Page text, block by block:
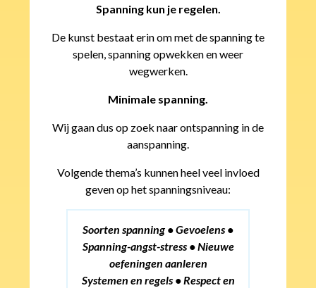
Spanning kun je regelen.
De kunst bestaat erin om met de spanning te
spelen, spanning opwekken en weer
wegwerken.
Minimale spanning.
Wij gaan dus op zoek naar ontspanning in de
aanspanning.
Volgende thema’s kunnen heel veel invloed
geven op het spanningsniveau:
Soorten spanning • Gevoelens •
Spanning-angst-stress • Nieuwe
oefeningen aanleren
Systemen en regels • Respect en